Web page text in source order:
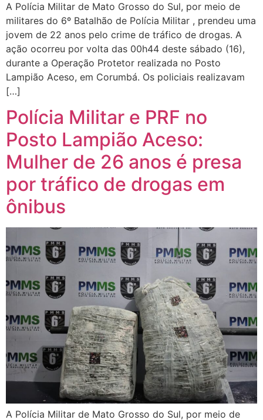
A Polícia Militar de Mato Grosso do Sul, por meio de
militares do 6º Batalhão de Polícia Militar , prendeu uma
jovem de 22 anos pelo crime de tráfico de drogas. A
ação ocorreu por volta das 00h44 deste sábado (16),
durante a Operação Protetor realizada no Posto
Lampião Aceso, em Corumbá. Os policiais realizavam
[…]
Polícia Militar e PRF no
Posto Lampião Aceso:
Mulher de 26 anos é presa
por tráfico de drogas em
ônibus
A Polícia Militar de Mato Grosso do Sul, por meio de